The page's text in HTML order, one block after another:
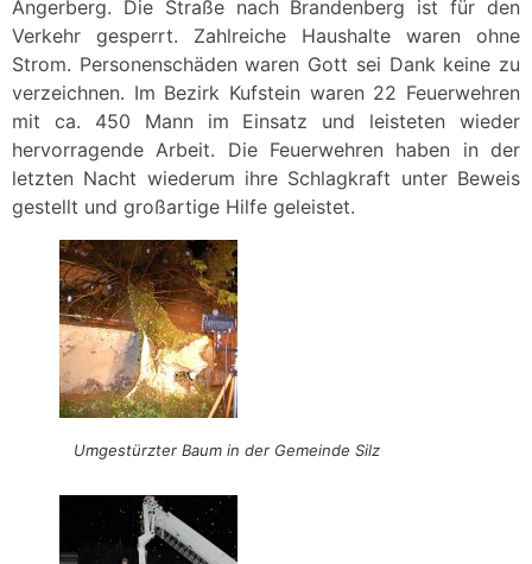
Angerberg. Die Straße nach Brandenberg ist für den
Verkehr gesperrt. Zahlreiche Haushalte waren ohne
Strom. Personenschäden waren Gott sei Dank keine zu
verzeichnen. Im Bezirk Kufstein waren 22 Feuerwehren
mit ca. 450 Mann im Einsatz und leisteten wieder
hervorragende Arbeit. Die Feuerwehren haben in der
letzten Nacht wiederum ihre Schlagkraft unter Beweis
gestellt und großartige Hilfe geleistet.
Umgestürzter Baum in der Gemeinde Silz